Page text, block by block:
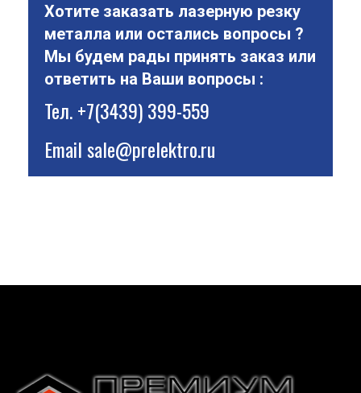
Хотите заказать лазерную резку
металла или остались вопросы ?
Мы будем рады принять заказ или
ответить на Ваши вопросы :
Тел.+7(3439) 399-559
Emailsale@prelektro.ru